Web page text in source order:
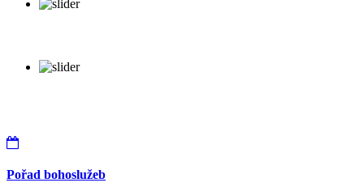
Pořad bohoslužeb